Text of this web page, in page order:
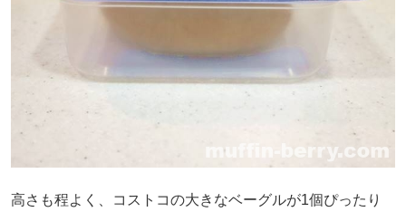
高さも程よく、コストコの大きなベーグルが1個ぴったり